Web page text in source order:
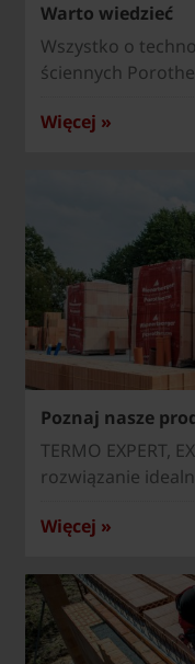
Warto wiedzieć
Wszystko o
ściennych
Więcej »
Poznaj nasze
TERMO EXPERT,
rozwiązanie
Więcej »